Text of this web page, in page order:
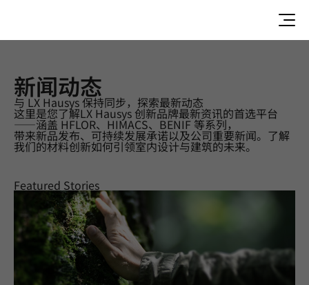
新闻动态 | PRODUCT |VIATERA
新闻动态
与 LX Hausys 保持同步，探索最新动态
这里是您了解LX Hausys 创新品牌最新资讯的首选平台
——涵盖 HFLOR、HIMACS、BENIF 等系列，
带来新品发布、可持续发展承诺以及公司重要新闻。了解
我们的材料创新如何引领室内设计与建筑的未来。
Featured Stories